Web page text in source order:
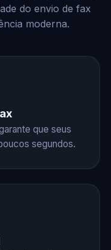
do envio de fax
moderna.
que seus
segundos.